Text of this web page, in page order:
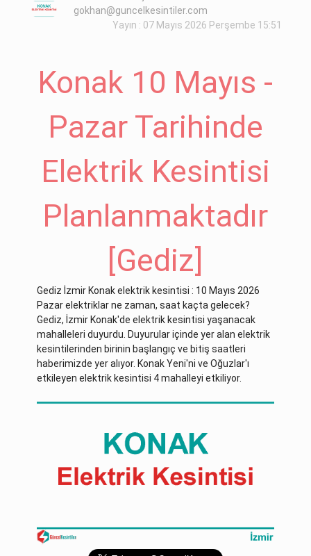
gokhan@guncelkesintiler.com
Yayın : 07 Mayıs 2026 Perşembe 15:51
Konak 10 Mayıs -
Pazar Tarihinde
Elektrik Kesintisi
Planlanmaktadır
[Gediz]
Gediz İzmir Konak elektrik kesintisi : 10 Mayıs 2026
Pazar elektriklar ne zaman, saat kaçta gelecek?
Gediz, İzmir Konak'de elektrik kesintisi yaşanacak
mahalleleri duyurdu. Duyurular içinde yer alan elektrik
kesintilerinden birinin başlangıç ve bitiş saatleri
haberimizde yer alıyor. Konak Yeni'ni ve Oğuzlar'ı
etkileyen elektrik kesintisi 4 mahalleyi etkiliyor.